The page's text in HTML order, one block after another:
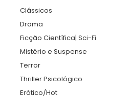
Clássicos
Drama
Ficção Científica| Sci-Fi
Mistério e Suspense
Terror
Thriller Psicológico
Erótico/Hot